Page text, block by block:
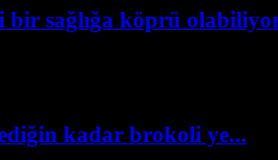
bir sağlığa köprü
kadar brokoli ye...